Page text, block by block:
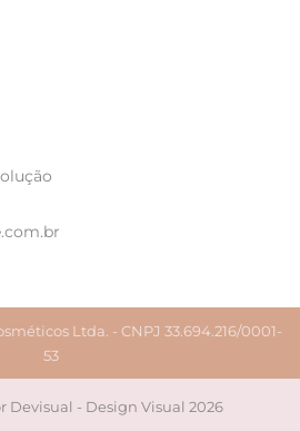
Ltda. - CNPJ 33.694.216/0001-
53
Devisual - Design Visual 2026